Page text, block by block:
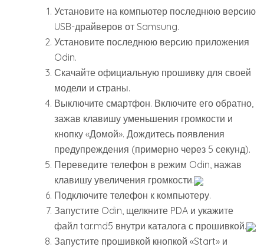
Установите на компьютер последнюю версию
USB-драйверов от Samsung.
Установите последнюю версию приложения
Odin.
Скачайте официальную прошивку для своей
модели и страны.
Выключите смартфон. Включите его обратно,
зажав клавишу уменьшения громкости и
кнопку «Домой». Дождитесь появления
предупреждения (примерно через 5 секунд).
Переведите телефон в режим Odin, нажав
клавишу увеличения громкости.
Подключите телефон к компьютеру.
Запустите Odin, щелкните PDA и укажите
файл tar.md5 внутри каталога с прошивкой.
Запустите прошивкой кнопкой «Start» и